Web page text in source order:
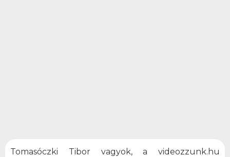
Tomasóczki Tibor vagyok, a videozzunk.hu